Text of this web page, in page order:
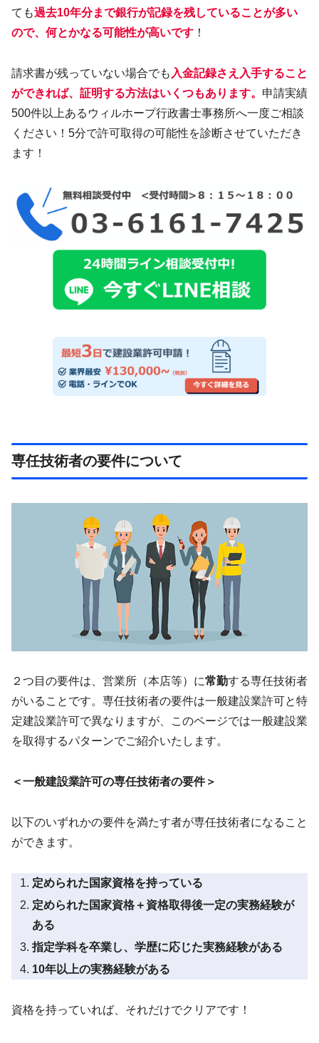
ても過去10年分まで銀行が記録を残していることが多い
ので、何とかなる可能性が高いです ！
請求書が残っていない場合でも 入金記録さえ入手すること
ができれば、証明する方法はいくつもあります。 申請実績
500件以上あるウィルホープ行政書士事務所へ一度ご相談
ください！5分で許可取得の可能性を診断させていただき
ます！
専任技術者の要件について
２つ目の要件は、営業所（本店等）に常勤する専任技術者
がいることです。専任技術者の要件は一般建設業許可と特
定建設業許可で異なりますが、このページでは一般建設業
を取得するパターンでご紹介いたします。
＜一般建設業許可の専任技術者の要件＞
以下のいずれかの要件を満たす者が専任技術者になること
ができます。
定められた国家資格を持っている
定められた国家資格＋資格取得後一定の実務経験が
ある
指定学科を卒業し、学歴に応じた実務経験がある
10年以上の実務経験がある
資格を持っていれば、それだけでクリアです！